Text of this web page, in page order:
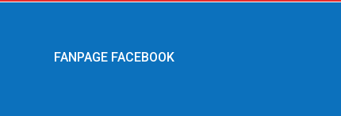
FANPAGE FACEBOOK